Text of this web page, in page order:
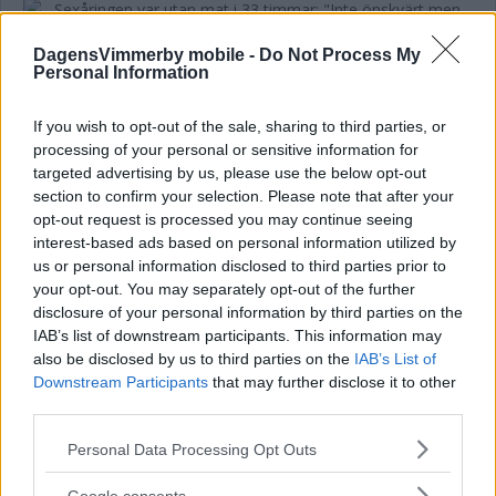
DagensVimmerby mobile - Do Not Process My
Personal Information
If you wish to opt-out of the sale, sharing to third parties, or
processing of your personal or sensitive information for
targeted advertising by us, please use the below opt-out
section to confirm your selection. Please note that after your
opt-out request is processed you may continue seeing
interest-based ads based on personal information utilized by
us or personal information disclosed to third parties prior to
your opt-out. You may separately opt-out of the further
disclosure of your personal information by third parties on the
IAB’s list of downstream participants. This information may
also be disclosed by us to third parties on the IAB’s List of
Downstream Participants that may further disclose it to other
Please note that this website/app uses one or more Google
not limited to your visit or usage behaviour. You may click to
Personal Data Processing Opt Outs
Sexåringen var utan mat i 33 timmar:
NYHETER 17 maj 2024 09.00
Annons:
SEXÅRIGA JOHANNA BRÖT ARMEN –
BLEV UTAN MAT I 33 TIMMAR